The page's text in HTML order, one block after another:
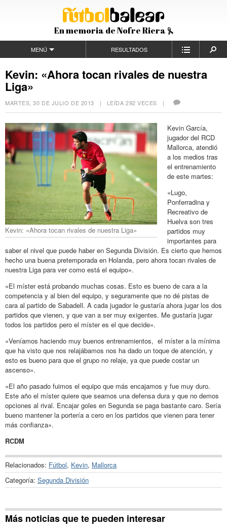
En memoria de Nofre Riera
MENÚ RESULTADOS
Kevin: «Ahora tocan rivales de nuestra
Liga»
MARTES, 30 DE JULIO DE 2013 | LEÍDA 292 VECES |
Kevin: «Ahora tocan rivales de nuestra Liga»
Kevin García,
jugador del RCD
Mallorca, atendió
a los medios tras
el entrenamiento
de este martes:
«Lugo,
Ponferradina y
Recreativo de
Huelva son tres
partidos muy
importantes para
saber el nivel que puede haber en Segunda División. Es cierto que hemos
hecho una buena pretemporada en Holanda, pero ahora tocan rivales de
nuestra Liga para ver como está el equipo».
«El míster está probando muchas cosas. Esto es bueno de cara a la
competencia y al bien del equipo, y seguramente que no dé pistas de
cara al partido de Sabadell. A cada jugador le gustaría ahora jugar los dos
partidos que vienen, y que van a ser muy exigentes. Me gustaría jugar
todos los partidos pero el míster es el que decide».
«Veníamos haciendo muy buenos entrenamientos, el míster a la mínima
que ha visto que nos relajábamos nos ha dado un toque de atención, y
esto es bueno para que el grupo no relaje, ya que puede costar un
ascenso».
«El año pasado fuimos el equipo que más encajamos y fue muy duro.
Este año el míster quiere que seamos una defensa dura y que no demos
opciones al rival. Encajar goles en Segunda se paga bastante caro. Sería
bueno mantener la portería a cero en los partidos que vienen para tener
más confianza».
RCDM
Relacionados: Fútbol, Kevin, Mallorca
Categoría: Segunda División
Más noticias que te pueden interesar